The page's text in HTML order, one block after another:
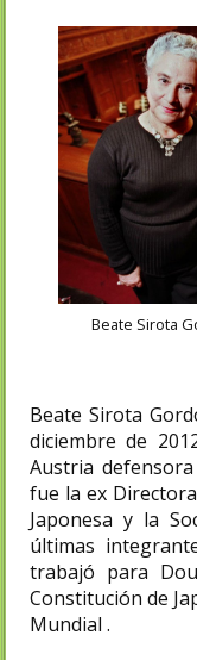
Beate Sirota
Beate Sirota
diciembre de
Austria
fue la ex
Japonesa y la
últimas
trabajó para
Constitución de
Mundial .